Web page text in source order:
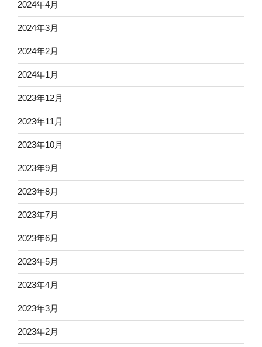
2024年4月
2024年3月
2024年2月
2024年1月
2023年12月
2023年11月
2023年10月
2023年9月
2023年8月
2023年7月
2023年6月
2023年5月
2023年4月
2023年3月
2023年2月